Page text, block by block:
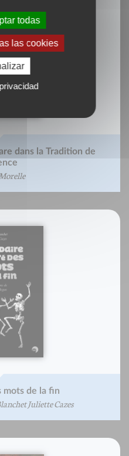
dans la Tradition de
mots de la fin
Juliette Cazes
todas
las cookies